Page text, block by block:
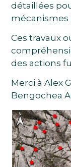
détaillées
mécanismes
Ces travaux
des actions
Merci à Alex
Bengochea